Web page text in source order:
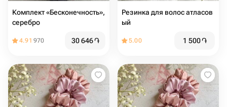
Комплект «Бесконечность»,
серебро
4.91 970 30 646֏
Резинка для волос атласов
ый
5.00 1 500֏